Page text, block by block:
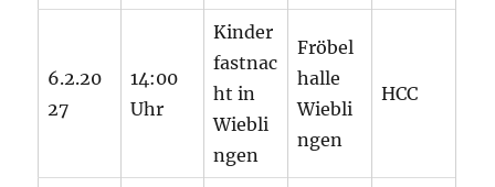
6.2.20
27
14:00
Uhr
Kinder
fastnac
ht in
Wiebli
ngen
Fröbel
halle
Wiebli
ngen
HCC